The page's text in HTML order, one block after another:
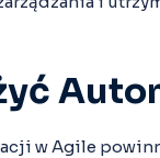
w Agile